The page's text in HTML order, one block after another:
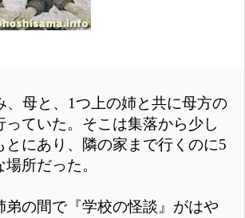
、母と、1つ上の姉と共に母方の
っていた。そこは集落から少し
とにあり、隣の家まで行くのに5
所だった。
弟の間で『学校の怪談』がはや